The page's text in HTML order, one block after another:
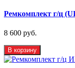
Ремкомплект г/ц
8 600 руб.
В корзину